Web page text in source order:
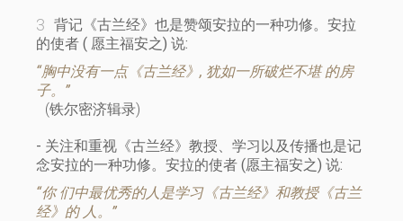
背记《古兰经》也是赞颂安拉的一种功修。安拉
的使者 ( 愿主福安之) 说:
“胸中没有一点《古兰经》, 犹如一所破烂不堪 的房
子。”
(铁尔密济辑录)
- 关注和重视《古兰经》教授、学习以及传播也是记
念安拉的一种功修。安拉的使者 (愿主福安之) 说:
“你 们中最优秀的人是学习《古兰经》和教授《古兰
经》的 人。”